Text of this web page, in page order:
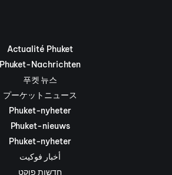
Actualité Phuket
Phuket-Nachrichten
푸켓 뉴스
プーケットニュース
Phuket-nyheter
Phuket-nieuws
Phuket-nyheter
أخبار فوكيت
חדשות פוקט